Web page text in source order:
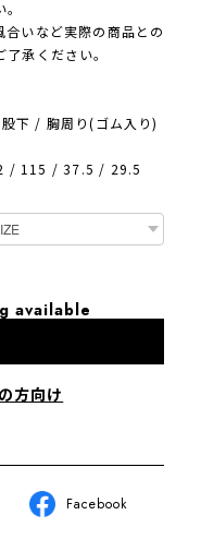
合いなど実際の商品との
承ください。
下 / 胸周り(ゴム入り)
/ 115 / 37.5 / 29.5
available
方向け
Facebook